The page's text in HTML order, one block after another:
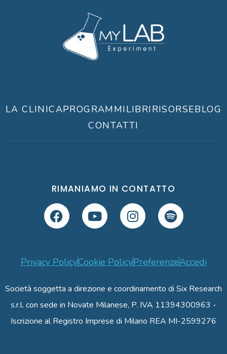
LA CLINICAPROGRAMMILIBRIRISORSEBLOG
CONTATTI
RIMANIAMO IN CONTATTO
Privacy PolicyCookie PolicyPreferenzeAccedi
Società soggetta a direzione e coordinamento di Six Research
s.r.l. con sede in Novate Milanese, P. IVA 11394300963 -
Iscrizione al Registro Imprese di Milano REA MI-2599276